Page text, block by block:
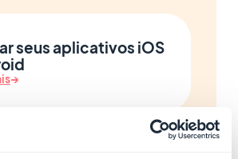
seus aplicativos iOS
→